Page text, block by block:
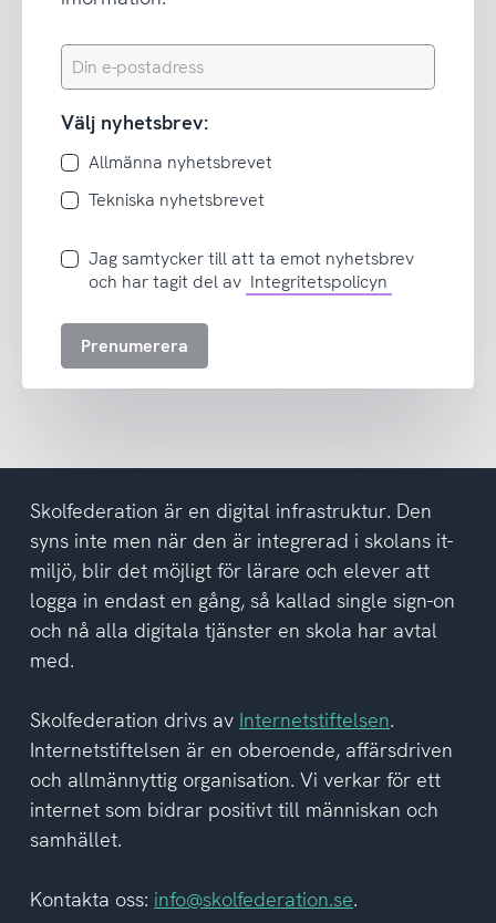
Din
e-
Välj nyhetsbrev:
Allmänna nyhetsbrevet
Tekniska nyhetsbrevet
Jag
samtycker
att
del
av
integritetspolicyn
Jag samtycker till att ta emot nyhetsbrev
och har tagit del av Integritetspolicyn
Prenumerera
Skolfederation är en digital infrastruktur. Den
syns inte men när den är integrerad i skolans it-
miljö, blir det möjligt för lärare och elever att
logga in endast en gång, så kallad single sign-on
och nå alla digitala tjänster en skola har avtal
med.
Skolfederation drivs av Internetstiftelsen.
Internetstiftelsen är en oberoende, affärsdriven
och allmännyttig organisation. Vi verkar för ett
internet som bidrar positivt till människan och
samhället.
Kontakta oss: info@skolfederation.se.